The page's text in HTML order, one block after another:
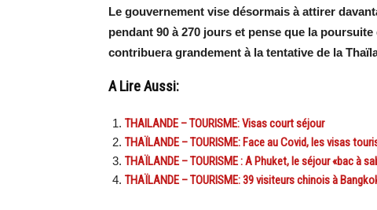
Le gouvernement vise désormais à attirer
pendant 90 à 270 jours et pense que la
contribuera grandement à la tentative de la
A Lire Aussi:
THAILANDE – TOURISME: Visas court séjour
THAÏLANDE – TOURISME: Face au Covid, les visas
THAÏLANDE – TOURISME : A Phuket, le séjour «bac à
THAÏLANDE – TOURISME: 39 visiteurs chinois à